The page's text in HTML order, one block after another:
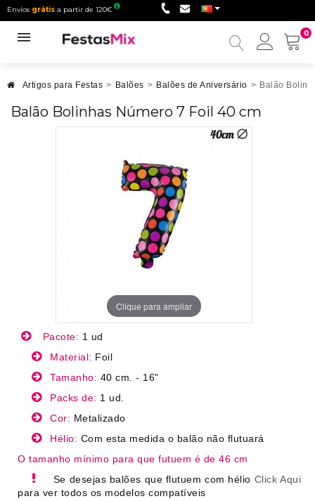
Envios grátis a partir de 120€
0
Minha
Artigos para Festas > Balões > Balões de Aniversário > Balão
Balão Bolinhas Número 7 Foil 40 cm
Clique para ampliar
Pacote: 1 ud
Material: Foil
Tamanho: 40 cm. - 16"
Packs de: 1 ud.
Cor: Metalizado
Hélio: Com esta medida o balão não flutuará
O tamanho mínimo para que futuem é de 46 cm
Se desejas balões que flutuem com hélio Click Aqui
para ver todos os modelos compatíveis